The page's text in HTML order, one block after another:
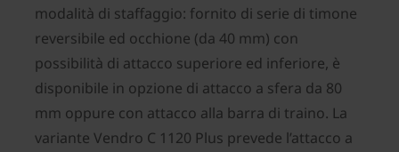
modalità di staffaggio: fornito di serie di timone
reversibile ed occhione (da 40 mm) con
possibilità di attacco superiore ed inferiore, è
disponibile in opzione di attacco a sfera da 80
mm oppure con attacco alla barra di traino. La
variante Vendro C 1120 Plus prevede l’attacco a